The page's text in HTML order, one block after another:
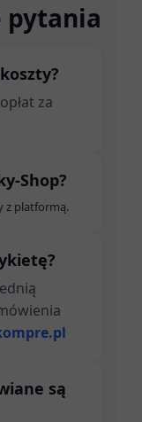
pytania
za
Shop?
z platformą.
są